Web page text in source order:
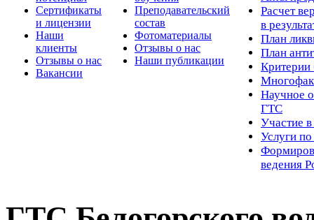
Сертификаты
и лицензии
Наши
клиенты
Отзывы о нас
Вакансии
Преподавательский
состав
Фотоматериалы
Отзывы о нас
Наши публикации
Расчет
в
План
План
Критерии
Научное
ГТС
Участие
Услуги
ведения